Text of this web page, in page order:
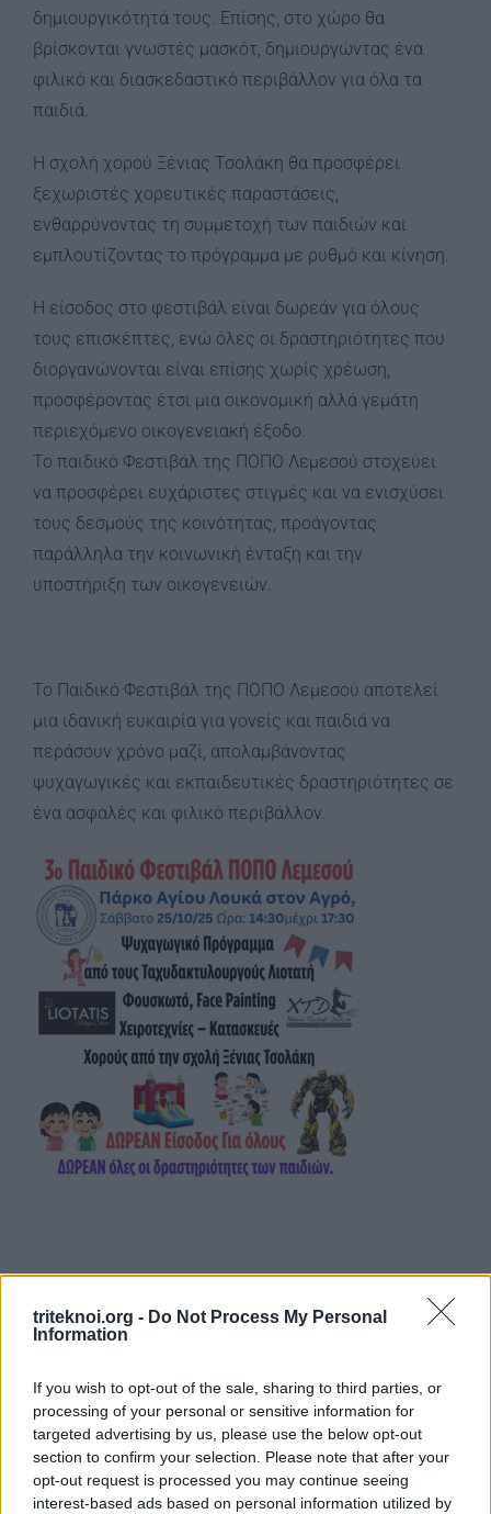
triteknoi.org - Do Not Process My Personal
Information
If you wish to opt-out of the sale, sharing to third parties, or
processing of your personal or sensitive information for
targeted advertising by us, please use the below opt-out
section to confirm your selection. Please note that after your
opt-out request is processed you may continue seeing
interest-based ads based on personal information utilized by
δημιουργικότητά τους. Επίσης, στο χώρο θα
βρίσκονται γνωστές μασκότ, δημιουργώντας ένα
φιλικό και διασκεδαστικό περιβάλλον για όλα τα
παιδιά.
Η σχολή χορού Ξένιας Τσολάκη θα προσφέρει
ξεχωριστές χορευτικές παραστάσεις,
ενθαρρύνοντας τη συμμετοχή των παιδιών και
εμπλουτίζοντας το πρόγραμμα με ρυθμό και κίνηση.
Η είσοδος στο φεστιβάλ είναι δωρεάν για όλους
τους επισκέπτες, ενώ όλες οι δραστηριότητες που
διοργανώνονται είναι επίσης χωρίς χρέωση,
προσφέροντας έτσι μια οικονομική αλλά γεμάτη
περιεχόμενο οικογενειακή έξοδο.
Το παιδικό Φεστιβάλ της ΠΟΠΟ Λεμεσού στοχεύει
να προσφέρει ευχάριστες στιγμές και να ενισχύσει
τους δεσμούς της κοινότητας, προάγοντας
παράλληλα την κοινωνική ένταξη και την
υποστήριξη των οικογενειών.
Το Παιδικό Φεστιβάλ της ΠΟΠΟ Λεμεσού αποτελεί
μια ιδανική ευκαιρία για γονείς και παιδιά να
περάσουν χρόνο μαζί, απολαμβάνοντας
ψυχαγωγικές και εκπαιδευτικές δραστηριότητες σε
ένα ασφαλές και φιλικό περιβάλλον.
FacebookTwitter LinkedIn Pinterest
ΡΟΗ ΑΝΑΚΟΙΝΩΣΕΩΝ